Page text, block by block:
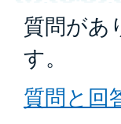
質問があ
す。
質問と回